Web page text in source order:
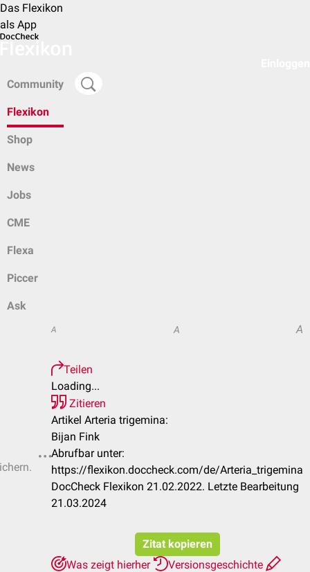
Das Flexikon
als App
Community
Flexikon
Shop
News
Jobs
CME
Flexa
Piccer
Ask
A A A
Teilen
Loading...
Zitieren
Artikel Arteria trigemina:
Bijan Fink
Abrufbar unter:
https://flexikon.doccheck.com/de/Arteria_trigemina
DocCheck Flexikon 21.02.2022. Letzte Bearbeitung
21.03.2024
Zitat kopieren
Was zeigt hierher
Versionsgeschichte